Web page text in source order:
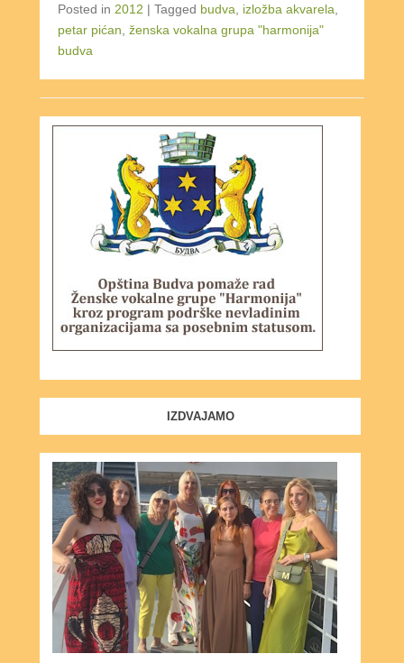
Posted in 2012 | Tagged budva izložba akvarela
petar pićan ženska vokalna grupa "harmonija"
budva
IZDVAJAMO